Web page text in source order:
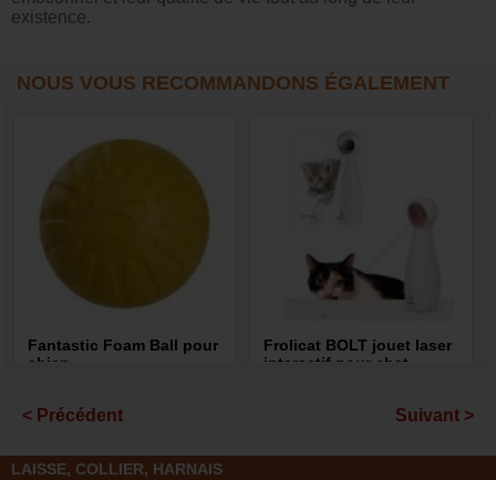
existence.
NOUS VOUS RECOMMANDONS ÉGALEMENT
Fantastic Foam Ball pour
chien
Frolicat BOLT jouet laser
interactif pour chat
< Précédent Suivant >
LAISSE, COLLIER, HARNAIS